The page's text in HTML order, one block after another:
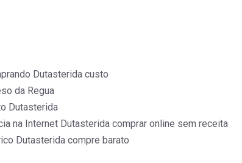
Dutasterida custo
da Regua
Dutasterida
na Internet Dutasterida comprar online sem receita
Dutasterida compre barato